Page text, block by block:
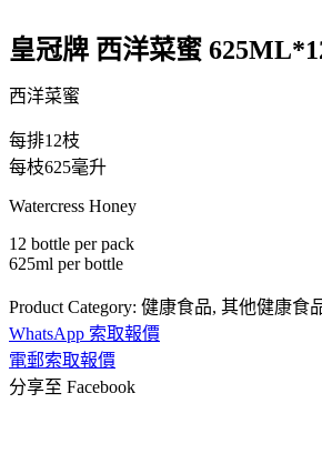
皇冠牌 西洋菜蜜
西洋菜蜜
每排12枝
每枝625毫升
Watercress Honey
12 bottle per pack
625ml per bottle
Product Category: 健康食品, 其他健康食
WhatsApp 索取報價
電郵索取報價
分享至 Facebook